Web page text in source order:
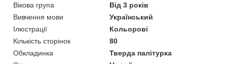
Вікова група
Від 3 років
Вивчення мови
Український
Ілюстрації
Кольорові
Кількість сторінок
80
Обкладинка
Тверда палітурка